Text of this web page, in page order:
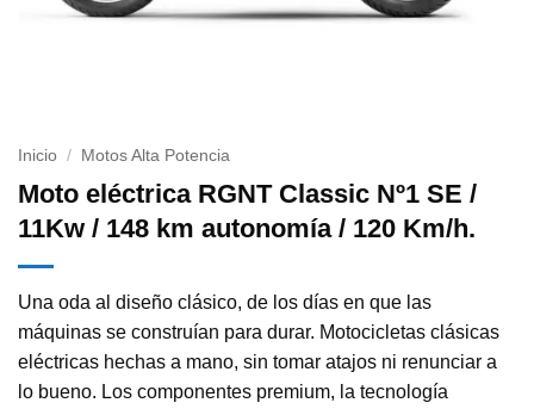
Inicio / Motos Alta Potencia
Moto eléctrica RGNT Classic Nº1 SE /
11Kw / 148 km autonomía / 120 Km/h.
Una oda al diseño clásico, de los días en que las
máquinas se construían para durar. Motocicletas clásicas
eléctricas hechas a mano, sin tomar atajos ni renunciar a
lo bueno. Los componentes premium, la tecnología